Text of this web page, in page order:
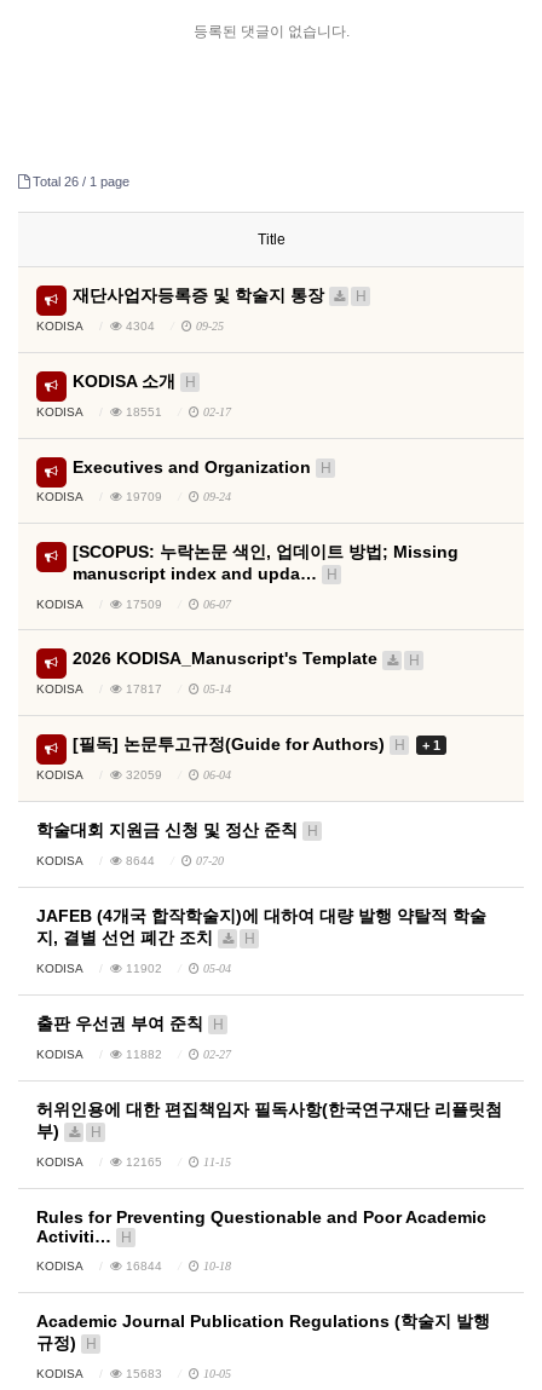
등록된 댓글이 없습니다.
Total 26 / 1 page
Title
재단사업자등록증 및 학술지 통장 H
KODISA 4304 09-25
KODISA 소개 H
KODISA 18551 02-17
Executives and Organization H
KODISA 19709 09-24
[SCOPUS: 누락논문 색인, 업데이트 방법; Missing
manuscript index and upda…
H
KODISA 17509 06-07
2026 KODISA_Manuscript's Template H
KODISA 17817 05-14
[필독] 논문투고규정(Guide for Authors) H + 1
KODISA 32059 06-04
학술대회 지원금 신청 및 정산 준칙 H
KODISA 8644 07-20
JAFEB (4개국 합작학술지)에 대하여 대량 발행 약탈적 학술
지, 결별 선언 폐간 조치
H
KODISA 11902 05-04
출판 우선권 부여 준칙 H
KODISA 11882 02-27
허위인용에 대한 편집책임자 필독사항(한국연구재단 리플릿첨
부)
H
KODISA 12165 11-15
Rules for Preventing Questionable and Poor Academic
Activiti…
H
KODISA 16844 10-18
Academic Journal Publication Regulations (학술지 발행
규정)
H
KODISA 15683 10-05